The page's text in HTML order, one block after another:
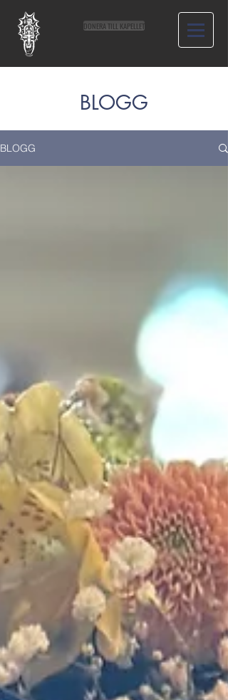
DONERA TILL KAPELLET
BLOGG
BLOGG